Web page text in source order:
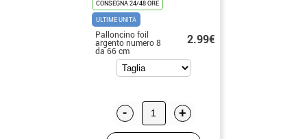
CONSEGNA 24/48 ORE
ULTIME UNITÀ
Palloncino foil
argento numero 8
da 66 cm
2.99€
- +